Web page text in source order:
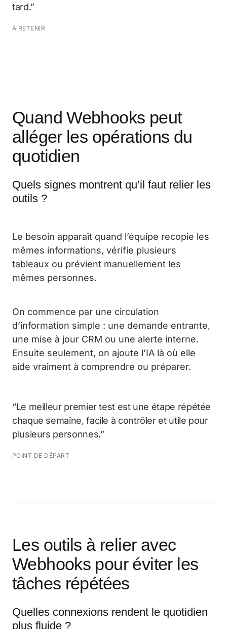
tard.”
À RETENIR
Quand Webhooks peut
alléger les opérations du
quotidien
Quels signes montrent qu’il faut relier les
outils ?
Le besoin apparaît quand l’équipe recopie les
mêmes informations, vérifie plusieurs
tableaux ou prévient manuellement les
mêmes personnes.
On commence par une circulation
d’information simple : une demande entrante,
une mise à jour CRM ou une alerte interne.
Ensuite seulement, on ajoute l’IA là où elle
aide vraiment à comprendre ou préparer.
“Le meilleur premier test est une étape répétée
chaque semaine, facile à contrôler et utile pour
plusieurs personnes.”
POINT DE DÉPART
Les outils à relier avec
Webhooks pour éviter les
tâches répétées
Quelles connexions rendent le quotidien
plus fluide ?